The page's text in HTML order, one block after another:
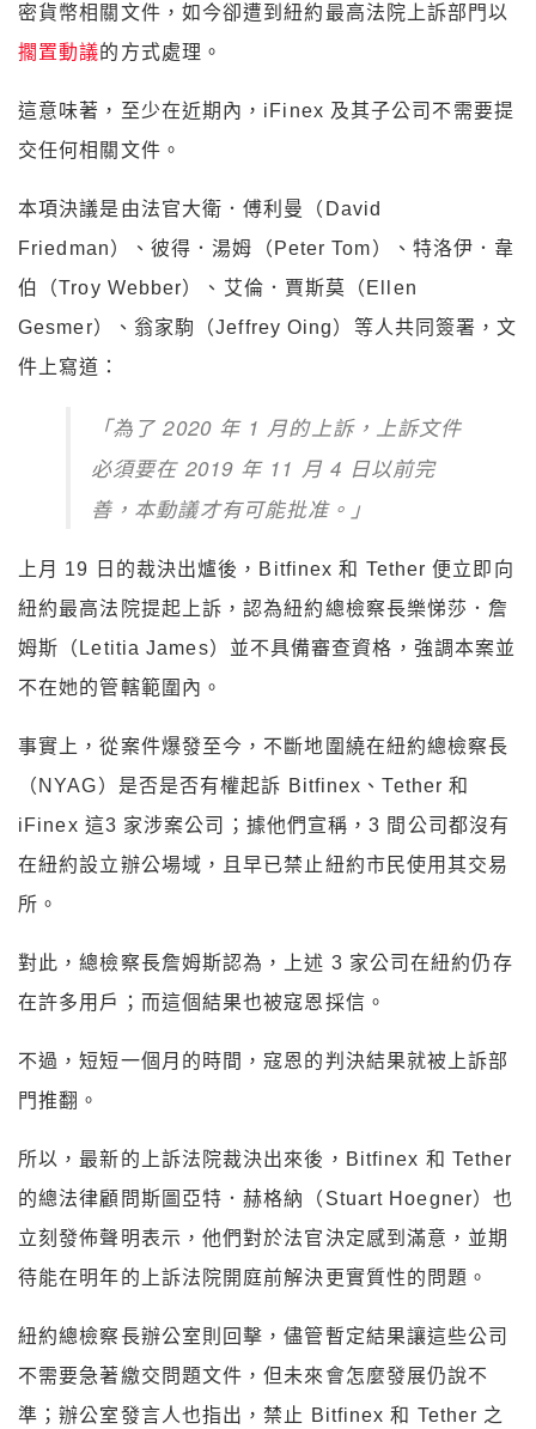
密貨幣相關文件，如今卻遭到紐約最高法院上訴部門以
擱置動議的方式處理。
這意味著，至少在近期內，iFinex 及其子公司不需要提
交任何相關文件。
本項決議是由法官大衛．傅利曼（David
Friedman）、彼得．湯姆（Peter Tom）、特洛伊．韋
伯（Troy Webber）、艾倫．賈斯莫（Ellen
Gesmer）、翁家駒（Jeffrey Oing）等人共同簽署，文
件上寫道：
「為了 2020 年 1 月的上訴，上訴文件
必須要在 2019 年 11 月 4 日以前完
善，本動議才有可能批准。」
上月 19 日的裁決出爐後，Bitfinex 和 Tether 便立即向
紐約最高法院提起上訴，認為紐約總檢察長樂悌莎．詹
姆斯（Letitia James）並不具備審查資格，強調本案並
不在她的管轄範圍內。
事實上，從案件爆發至今，不斷地圍繞在紐約總檢察長
（NYAG）是否是否有權起訴 Bitfinex、Tether 和
iFinex 這3 家涉案公司；據他們宣稱，3 間公司都沒有
在紐約設立辦公場域，且早已禁止紐約市民使用其交易
所。
對此，總檢察長詹姆斯認為，上述 3 家公司在紐約仍存
在許多用戶；而這個結果也被寇恩採信。
不過，短短一個月的時間，寇恩的判決結果就被上訴部
門推翻。
所以，最新的上訴法院裁決出來後，Bitfinex 和 Tether
的總法律顧問斯圖亞特．赫格納（Stuart Hoegner）也
立刻發佈聲明表示，他們對於法官決定感到滿意，並期
待能在明年的上訴法院開庭前解決更實質性的問題。
紐約總檢察長辦公室則回擊，儘管暫定結果讓這些公司
不需要急著繳交問題文件，但未來會怎麼發展仍說不
準；辦公室發言人也指出，禁止 Bitfinex 和 Tether 之